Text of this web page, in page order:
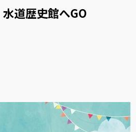
水道歴史館へGO